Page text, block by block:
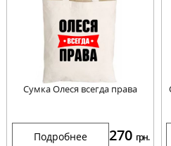
Сумка Олеся всегда права
Подробнее 270 грн.